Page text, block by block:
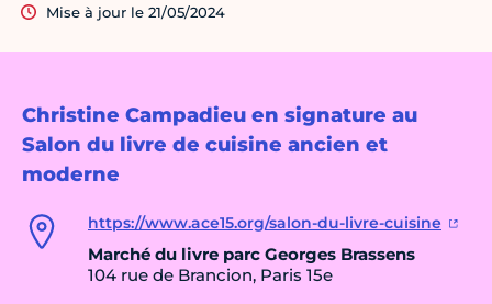
Christine Campadieu en signature au
Salon du livre de cuisine ancien et
moderne
https://www.ace15.org/salon-du-livre-cuisine
Marché du livre parc Georges Brassens
104 rue de Brancion, Paris 15e
Mise à jour le 21/05/2024